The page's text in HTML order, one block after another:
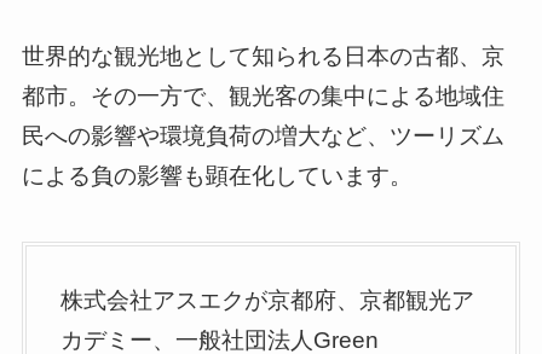
世界的な観光地として知られる日本の古都、京
都市。その一方で、観光客の集中による地域住
民への影響や環境負荷の増大など、ツーリズム
による負の影響も顕在化しています。
株式会社アスエクが京都府、京都観光ア
カデミー、一般社団法人Green